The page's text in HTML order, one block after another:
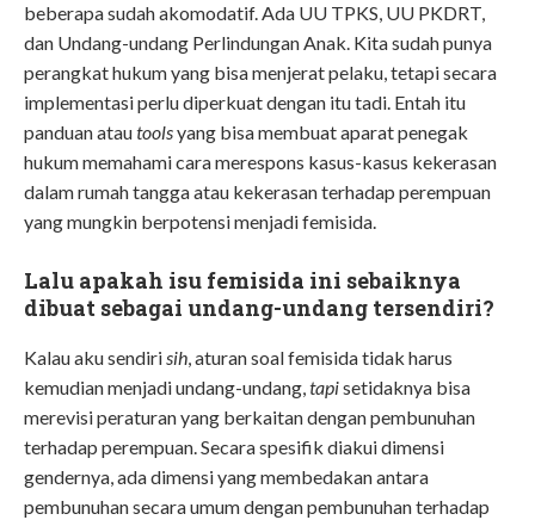
beberapa sudah akomodatif. Ada UU TPKS, UU PKDRT,
dan Undang-undang Perlindungan Anak. Kita sudah punya
perangkat hukum yang bisa menjerat pelaku, tetapi secara
implementasi perlu diperkuat dengan itu tadi. Entah itu
panduan atautoolsyang bisa membuat aparat penegak
hukum memahami cara merespons kasus-kasus kekerasan
dalam rumah tangga atau kekerasan terhadap perempuan
yang mungkin berpotensi menjadi femisida.
Lalu apakah isu femisida ini sebaiknya
dibuat sebagai undang-undang tersendiri?
Kalau aku sendirisih, aturan soal femisida tidak harus
kemudian menjadi undang-undang,tapisetidaknya bisa
merevisi peraturan yang berkaitan dengan pembunuhan
terhadap perempuan. Secara spesifik diakui dimensi
gendernya, ada dimensi yang membedakan antara
pembunuhan secara umum dengan pembunuhan terhadap